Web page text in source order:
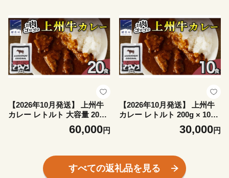
ーキ用 バーベキュー BBQ 鉄
板焼き 贈答 ギフト クリスマ
ス お正月 [AH012tu]
【2026年10月発送】 上州牛
カレー レトルト 大容量 200g
× 20パック 嬬恋キャベツ使用
レトルトカレー 食べ比べ レ
ーリングストック 非常食 防
災 キャンプ 詰め合わせ 牛肉
60,000円
【2026年10月発送】 上州牛
カレー レトルト 200g × 10パ
ック 嬬恋キャベツ使用 レト
ルトカレー 食べ比べ レンチ
ングストック 非常食 防災 キ
ャンプ 詰め合わせ 牛肉 洋食
30,000円
すべての返礼品を見る